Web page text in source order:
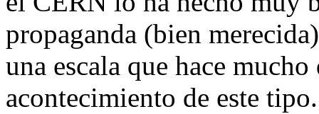
propaganda (bien
una escala que hace
acontecimiento de este tipo.